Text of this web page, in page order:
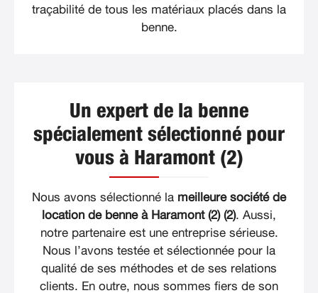
traçabilité de tous les matériaux placés dans la
benne.
Un expert de la benne
spécialement sélectionné pour
vous à Haramont (2)
Nous avons sélectionné la meilleure société de
location de benne à Haramont (2) (2). Aussi,
notre partenaire est une entreprise sérieuse.
Nous l’avons testée et sélectionnée pour la
qualité de ses méthodes et de ses relations
clients. En outre, nous sommes fiers de son